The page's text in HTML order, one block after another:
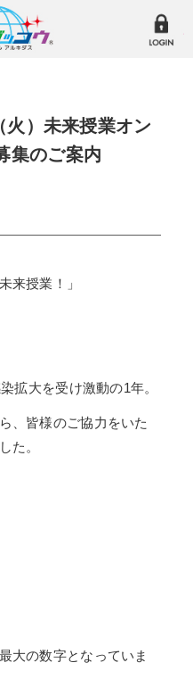
火）未来授業オン
集のご案内
来授業！」
拡大を受け激動の1年。
、皆様のご協力をいた
た。
大の数字となっていま